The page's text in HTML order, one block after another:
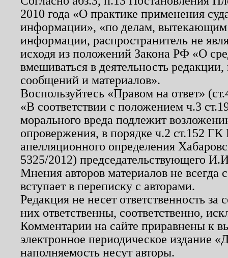
2010 года «О практике применения
информации», «по делам, вытекающим
информации, распространитель не
исходя из положений Закона РФ «О
вмешиваться в деятельность
сообщений и материалов».
Воспользуйтесь «Правом на ответ»
«В соответствии с положением ч.3
морального вреда подлежит
опровержения, в порядке ч.2 ст.152
апелляционного определения
5325/2012) председательствующего
Мнения авторов материалов не
вступает в переписку с авторами.
Редакция не несет ответственность
них ответственны, соответственно,
Комментарии на сайте приравнены к
электронное периодическое издание
наполняемость несут авторы.